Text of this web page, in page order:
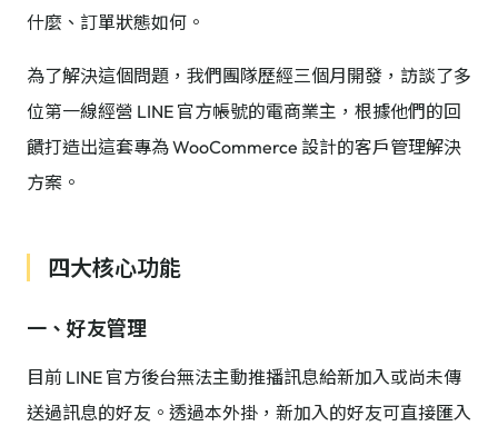
什麼、訂單狀態如何。
為了解決這個問題，我們團隊歷經三個月開發，訪談了多
位第一線經營 LINE 官方帳號的電商業主，根據他們的回
饋打造出這套專為 WooCommerce 設計的客戶管理解決
方案。
四大核心功能
一、好友管理
目前 LINE 官方後台無法主動推播訊息給新加入或尚未傳
送過訊息的好友。透過本外掛，新加入的好友可直接匯入